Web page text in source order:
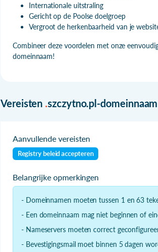
Internationale uitstraling
Gericht op de Poolse doelgroep
Vergroot de herkenbaarheid van je
Combineer deze voordelen met onze
domeinnaam!
Vereisten .szczytno.pl-domeinnaam
Aanvullende vereisten
Registry beleid accepteren
Belangrijke opmerkingen
- Domeinnamen moeten tussen 1 en 63
- Een domeinnaam mag niet beginnen of
- Nameservers moeten correct
- Bevestigingsmail moet binnen 5 dagen